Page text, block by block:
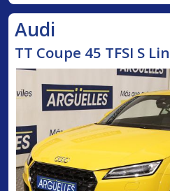
Audi
TT Coupe 45 TFSI S